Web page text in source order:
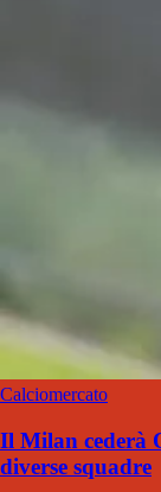
Calciomercato
Il Milan cederà
diverse squadre